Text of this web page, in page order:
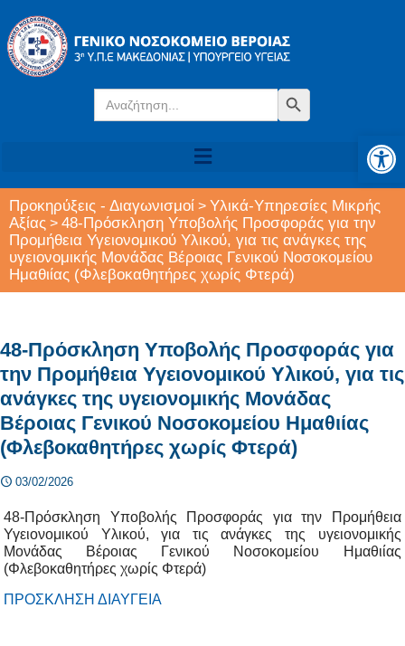
Search
for:
Search Button
Προκηρύξεις - Διαγωνισμοί > Υλικά-Υπηρεσίες Μικρής
Αξίας > 48-Πρόσκληση Υποβολής Προσφοράς για την
Προμήθεια Υγειονομικού Υλικού, για τις ανάγκες της
υγειονομικής Μονάδας Βέροιας Γενικού Νοσοκομείου
Ημαθιίας (Φλεβοκαθητήρες χωρίς Φτερά)
48-Πρόσκληση Υποβολής Προσφοράς για
την Προμήθεια Υγειονομικού Υλικού, για τις
ανάγκες της υγειονομικής Μονάδας
Βέροιας Γενικού Νοσοκομείου Ημαθιίας
(Φλεβοκαθητήρες χωρίς Φτερά)
03/02/2026
48-Πρόσκληση Υποβολής Προσφοράς για την Προμήθεια
Υγειονομικού Υλικού, για τις ανάγκες της υγειονομικής
Μονάδας Βέροιας Γενικού Νοσοκομείου Ημαθιίας
(Φλεβοκαθητήρες χωρίς Φτερά)
ΠΡΟΣΚΛΗΣΗ ΔΙΑΥΓΕΙΑ